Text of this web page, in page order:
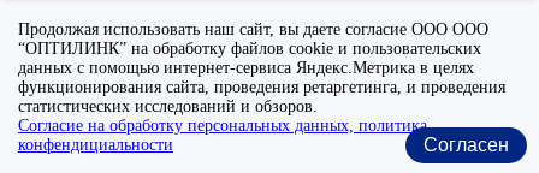
производства Сербии или Ю.-В. Азии.
Для работы за компьютером (премиум)
20300 ₽
Универсальные утонченные линзы для
тех, кто много времени проводит за
Продолжая использовать наш сайт, вы даете согласие ООО ООО
“ОПТИЛИНК” на обработку файлов cookie и пользовательских
данных с помощью интернет-сервиса Яндекс.Метрика в целях
функционирования сайта, проведения ретаргетинга, и проведения
статистических исследований и обзоров.
Согласие на обработку персональных данных, политика
конфендициальности
Согласен